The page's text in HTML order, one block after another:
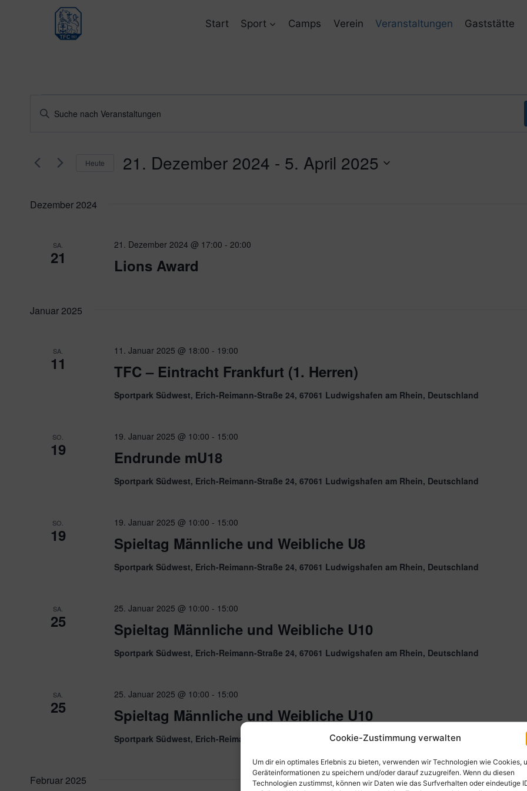
Cookie-Zustimmung verwalten
Um dir ein optimales Erlebnis zu bieten, verwenden wir Technologien wie Cookies,
Geräteinformationen zu speichern und/oder darauf zuzugreifen. Wenn du diesen
Technologien zustimmst, können wir Daten wie das Surfverhalten oder eindeutige
Start Sport Camps Verein Veranstaltungen Gaststätte
Veranstaltungen
Veranstaltungen
und
Navigation
Bitte
Suche
Schlüsselwort.
Heute 21. Dezember 2024 - 5. April 2025
Dezember 2024
SA.
21 Lions Award
21. Dezember 2024 @ 17:00 -20:00
Januar 2025
SA.
11 TFC – Eintracht Frankfurt (1. Herren)
11. Januar 2025 @ 18:00 - 19:00
Sportpark Südwest, Erich-Reimann-Straße 24, 67061 Ludwigshafen am Rhein, Deutschland
SO.
19 Endrunde mU18
19. Januar 2025 @ 10:00 - 15:00
Sportpark Südwest, Erich-Reimann-Straße 24, 67061 Ludwigshafen am Rhein, Deutschland
SO.
19 Spieltag Männliche und Weibliche U8
19. Januar 2025 @ 10:00 - 15:00
Sportpark Südwest, Erich-Reimann-Straße 24, 67061 Ludwigshafen am Rhein, Deutschland
SA.
25 Spieltag Männliche und Weibliche U10
25. Januar 2025 @ 10:00 - 15:00
Sportpark Südwest, Erich-Reimann-Straße 24, 67061 Ludwigshafen am Rhein, Deutschland
SA.
25 Spieltag Männliche und Weibliche U10
25. Januar 2025 @ 10:00 - 15:00
Sportpark Südwest, Erich-Reimann-Straße 24, 67061 Ludwigshafen am Rhein, Deutschland
Februar 2025